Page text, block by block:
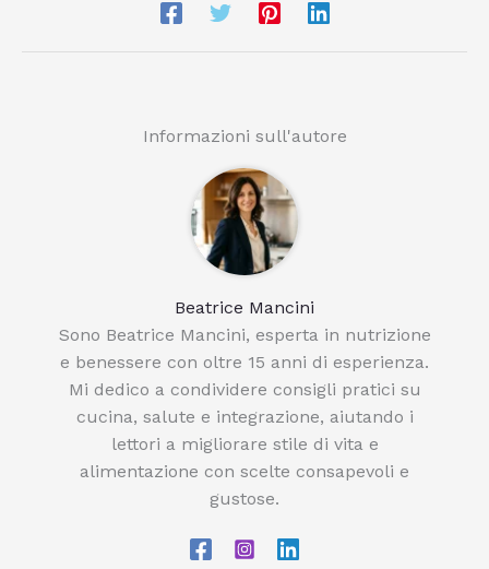
Informazioni sull'autore
Beatrice Mancini
Sono Beatrice Mancini, esperta in nutrizione
e benessere con oltre 15 anni di esperienza.
Mi dedico a condividere consigli pratici su
cucina, salute e integrazione, aiutando i
lettori a migliorare stile di vita e
alimentazione con scelte consapevoli e
gustose.